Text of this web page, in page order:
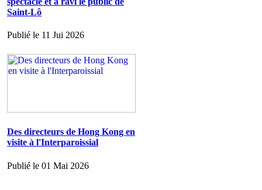
Saint-Lô
Publié le 11 Jui 2026
Des directeurs de Hong Kong en
visite à l'Interparoissial
Publié le 01 Mai 2026